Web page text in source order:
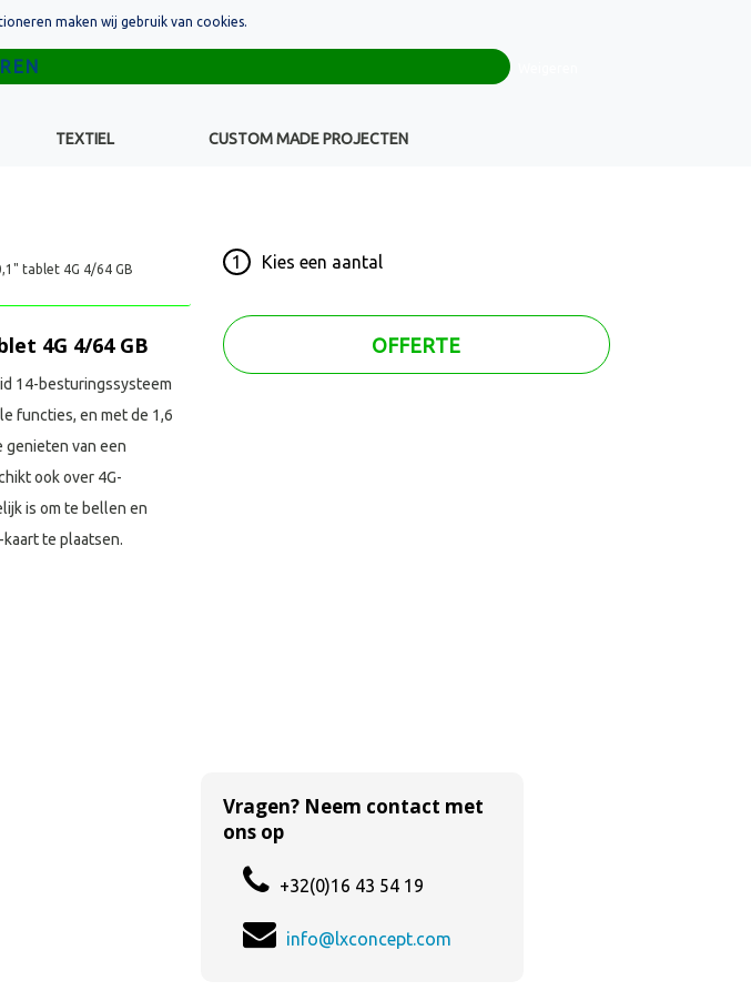
+32(0)16 43 54 19
TEXTIEL CUSTOM MADE PROJECTEN
tablet 4G 4/64 GB 1 Kies een aantal
OFFERTE
4G 4/64 GB
14-besturingssysteem
functies, en met de 1,6
genieten van een
ook over 4G-
is om te bellen en
te plaatsen.
Vragen? Neem contact met
ons op
+32(0)16 43 54 19
info@lxconcept.com
maken wij gebruik van cookies.